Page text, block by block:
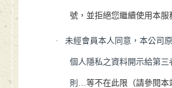
號，並拒絕您繼續使用本服
· 未經會員本人同意，本公司
個人隱私之資料開示給第三
則 等不在此限（請參閱本